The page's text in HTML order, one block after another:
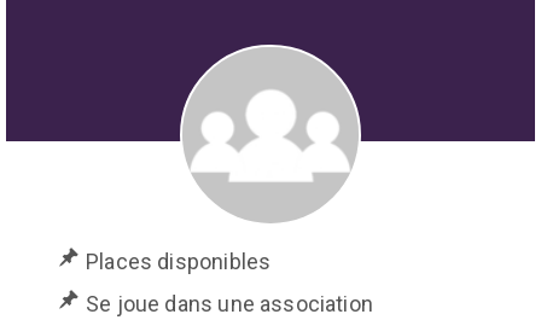
Places disponibles
Se joue dans une association